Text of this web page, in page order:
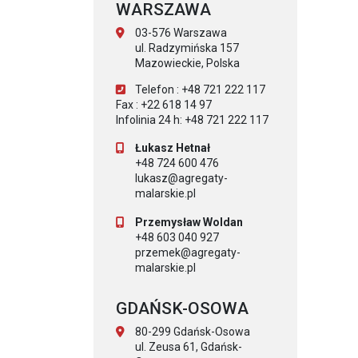
WARSZAWA
03-576 Warszawa
ul. Radzymińska 157
Mazowieckie, Polska
Telefon : +48 721 222 117
Fax : +22 618 14 97
Infolinia 24 h: +48 721 222 117
Łukasz Hetnał
+48 724 600 476
lukasz@agregaty-
malarskie.pl
Przemysław Woldan
+48 603 040 927
przemek@agregaty-
malarskie.pl
GDAŃSK-OSOWA
80-299 Gdańsk-Osowa
ul. Zeusa 61, Gdańsk-